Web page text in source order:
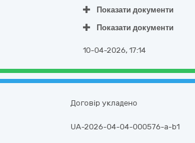
Показати документи
Показати документи
10-04-2026, 17:14
Договір укладено
UA-2026-04-04-000576-a-b1